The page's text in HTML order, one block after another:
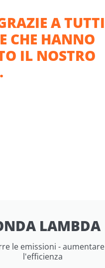
A TUTTI
CHE HANNO
IL NOSTRO
LAMBDA
le emissioni - aumentare
l'efficienza